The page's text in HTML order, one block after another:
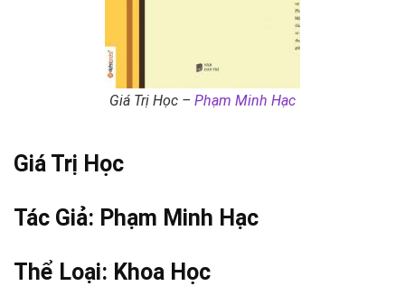
Giá Trị Học – Phạm Minh Hạc
Giá Trị Học
Tác Giả: Phạm Minh Hạc
Thể Loại: Khoa Học